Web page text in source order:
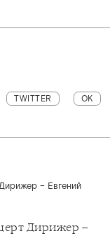
TWITTER OK
Дирижер –